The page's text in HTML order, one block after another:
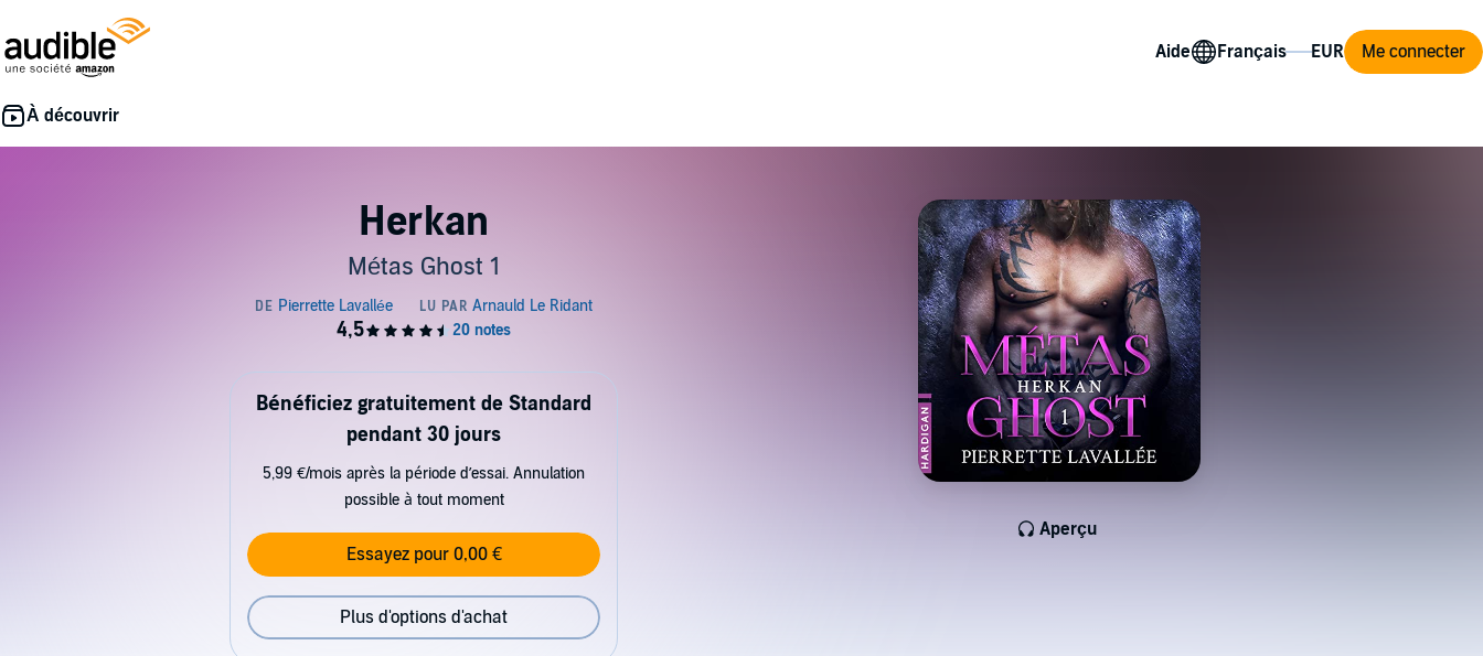
Aide Me connecter
Herkan
Métas Ghost 1
Aperçu
Bénéficiez gratuitement de Standard
pendant 30 jours
5,99 €/mois après la période d’essai. Annulation
possible à tout moment
Essayez pour 0,00 €
Plus d'options d'achat